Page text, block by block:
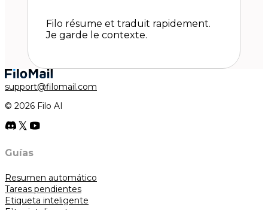
Filo résume et traduit rapidement.
Je garde le contexte.
support@filomail.com
© 2026 Filo AI
Guías
Resumen automático
Tareas pendientes
Etiqueta inteligente